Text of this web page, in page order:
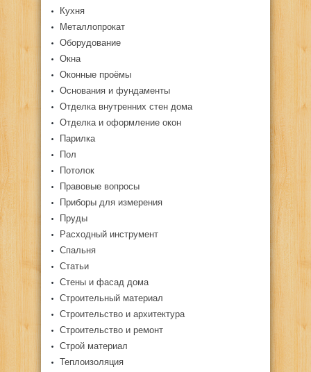
Кухня
Металлопрокат
Оборудование
Окна
Оконные проёмы
Основания и фундаменты
Отделка внутренних стен дома
Отделка и оформление окон
Парилка
Пол
Потолок
Правовые вопросы
Приборы для измерения
Пруды
Расходный инструмент
Спальня
Статьи
Стены и фасад дома
Строительный материал
Строительство и архитектура
Строительство и ремонт
Строй материал
Теплоизоляция